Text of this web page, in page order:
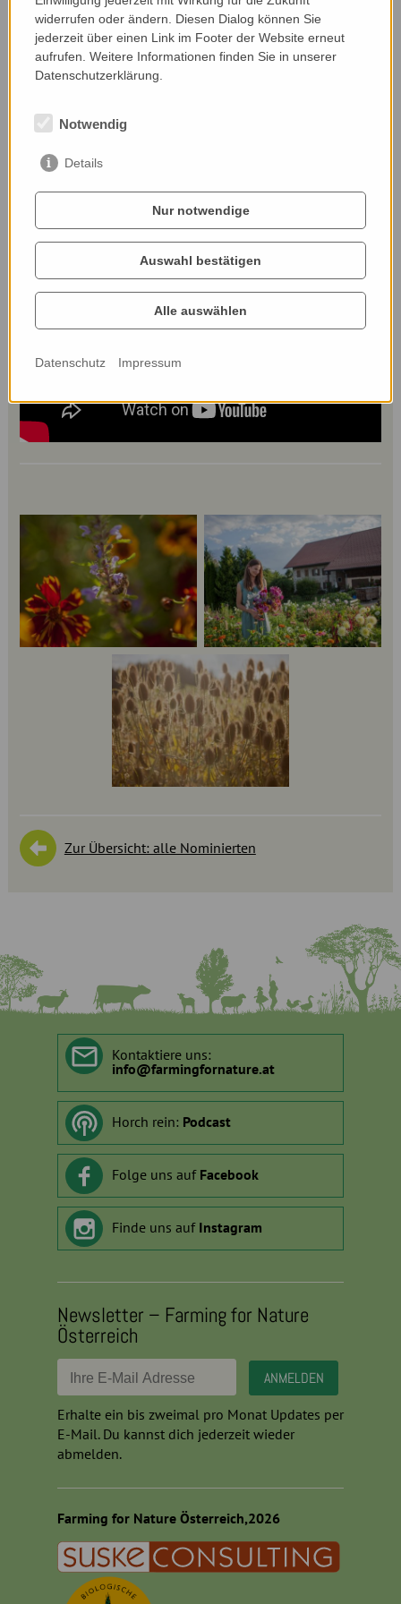
Webseite:
wild-gewachsen.at/
Hier kannst du Brigitte Dörner deine Stimme im
Zur Übersicht: alle Nominierten
Kontaktiere uns:
info@farmingfornature.at
Horch rein: Podcast
Folge uns auf Facebook
Finde uns auf Instagram
Newsletter – Farming for Nature
Österreich
Erhalte ein bis zweimal pro Monat Updates per
E-Mail. Du kannst dich jederzeit wieder
abmelden.
Farming for Nature Österreich,2026
widerrufen oder ändern. Diesen Dialog können Sie
jederzeit über einen Link im Footer der Website erneut
aufrufen. Weitere Informationen finden Sie in unserer
Datenschutzerklärung.
Notwendig
Details
Nur notwendige
Auswahl bestätigen
Alle auswählen
Datenschutz Impressum